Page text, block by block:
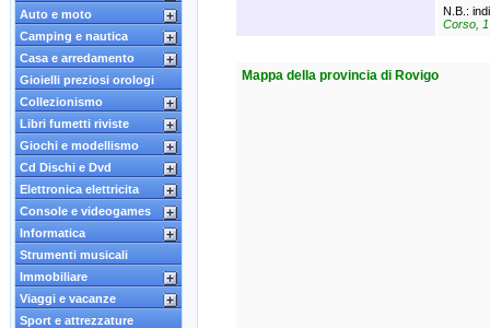
Auto e moto
Camping e nautica
Casa e arredamento
Gioielli preziosi orologi
Collezionismo
Libri fumetti riviste
Giochi e modellismo
Cd Dischi e Dvd
Elettronica elettricita
Console e videogames
Informatica
Strumenti musicali
Immobiliare
Viaggi e vacanze
Sport e attrezzature
N.B.:
Corso,
Mappa della provincia di Rovigo